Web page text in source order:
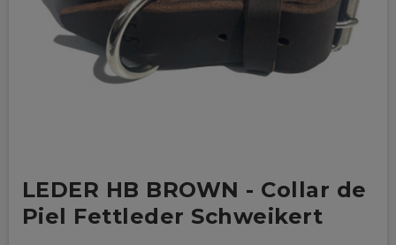
LEDER HB BROWN - Collar de
Piel Fettleder Schweikert